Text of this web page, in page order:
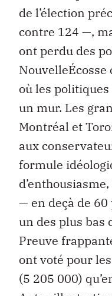
de l’élection
contre 124 —,
ont perdu des
où les
un mur. Les
Montréal et
aux
formule
— en deçà de
un des plus bas
Preuve
ont voté pour
(5 205 000)